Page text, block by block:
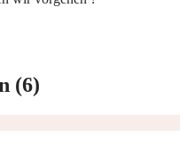
(6)